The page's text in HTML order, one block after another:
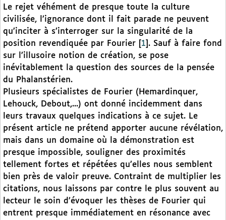
Le rejet véhément de presque toute la culture
civilisée, l’ignorance dont il fait parade ne peuvent
qu’inciter à s’interroger sur la singularité de la
position revendiquée par Fourier
1 . Sauf à faire fond
sur l’illusoire notion de création, se pose
inévitablement la question des sources de la pensée
du Phalanstérien.
Plusieurs spécialistes de Fourier (Hemardinquer,
Lehouck, Debout,...) ont donné incidemment dans
leurs travaux quelques indications à ce sujet. Le
présent article ne prétend apporter aucune révélation,
mais dans un domaine où la démonstration est
presque impossible, souligner des proximités
tellement fortes et répétées qu’elles nous semblent
bien près de valoir preuve. Contraint de multiplier les
citations, nous laissons par contre le plus souvent au
lecteur le soin d’évoquer les thèses de Fourier qui
entrent presque immédiatement en résonance avec